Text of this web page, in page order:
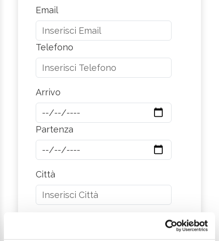
Email
Telefono
Arrivo
Partenza
Città